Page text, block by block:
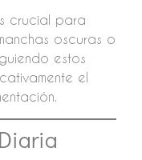
crucial para
oscuras o
estos
el